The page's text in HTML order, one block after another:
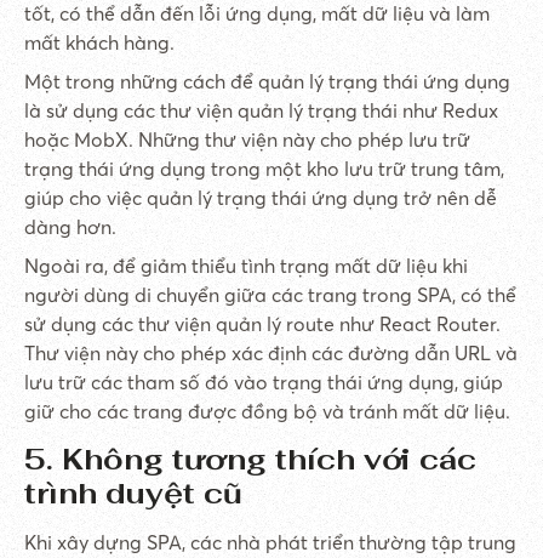
tốt, có thể dẫn đến lỗi ứng dụng, mất dữ liệu và làm
mất khách hàng.
Một trong những cách để quản lý trạng thái ứng dụng
là sử dụng các thư viện quản lý trạng thái như Redux
hoặc MobX. Những thư viện này cho phép lưu trữ
trạng thái ứng dụng trong một kho lưu trữ trung tâm,
giúp cho việc quản lý trạng thái ứng dụng trở nên dễ
dàng hơn.
Ngoài ra, để giảm thiểu tình trạng mất dữ liệu khi
người dùng di chuyển giữa các trang trong SPA, có thể
sử dụng các thư viện quản lý route như React Router.
Thư viện này cho phép xác định các đường dẫn URL và
lưu trữ các tham số đó vào trạng thái ứng dụng, giúp
giữ cho các trang được đồng bộ và tránh mất dữ liệu.
5. Không tương thích với các
trình duyệt cũ
Khi xây dựng SPA, các nhà phát triển thường tập trung